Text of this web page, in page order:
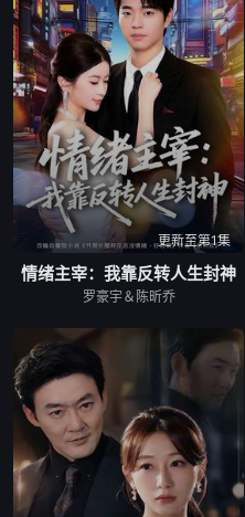
更新至第1集
情绪主宰：我靠反转人生封神
罗豪宇＆陈昕乔